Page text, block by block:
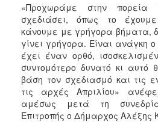
«Προχωράμε στην πορεία
σχεδιάσει, όπως το
κάνουμε με γρήγορα βήματα,
γίνει γρήγορα. Είναι ανάγκη
έχει έναν ορθό,
συντομότερο δυνατό κι αυτό
βάση τον σχεδιασμό και τις
τις αρχές Απριλίου»
αμέσως μετά τη
Επιτροπής ο Δήμαρχος Αλέξης